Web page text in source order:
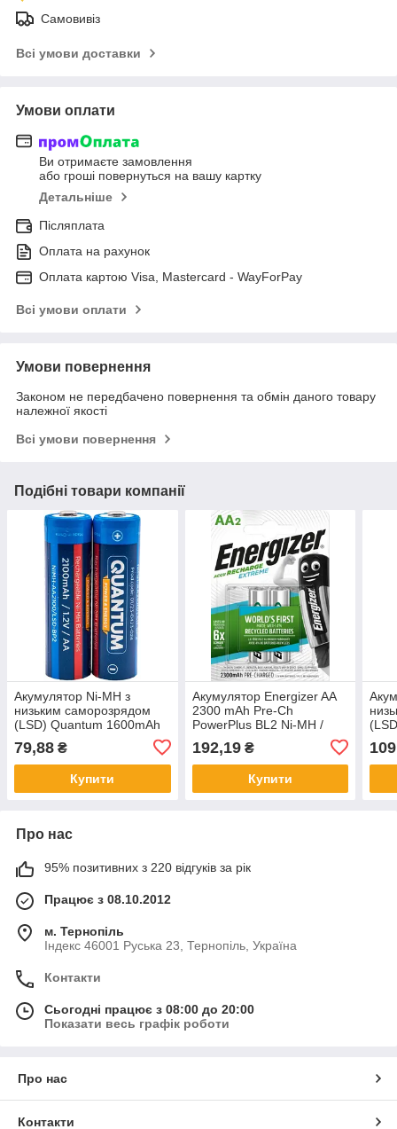
Самовивіз
Всі умови доставки
Умови оплати
Ви отримаєте замовлення
або гроші повернуться на вашу картку
Детальніше
Післяплата
Оплата на рахунок
Оплата картою Visa, Mastercard - WayForPay
Всі умови оплати
Умови повернення
Законом не передбачено повернення та обмін даного товару
належної якості
Всі умови повернення
Подібні товари компанії
Акумулятор Ni-MH з
низьким саморозрядом
(LSD) Quantum 1600mAh
79,88 ₴
Купити
Акумулятор Energizer AA
2300 mAh Pre-Ch
PowerPlus BL2 Ni-MH /
192,19₴
Купити
Про нас
95% позитивних з 220 відгуків за рік
Працює з 08.10.2012
м. Тернопіль
Індекс 46001 Руська 23, Тернопіль, Україна
Контакти
Сьогодні працює з 08:00 до 20:00
Показати весь графік роботи
Про нас
Контакти